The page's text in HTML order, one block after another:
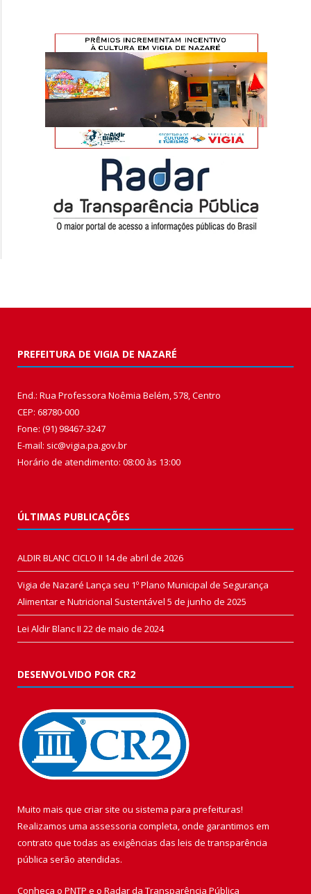
PREFEITURA DE VIGIA DE NAZARÉ
End.: Rua Professora Noêmia Belém, 578, Centro
CEP: 68780-000
Fone: (91) 98467-3247
E-mail: sic@vigia.pa.gov.br
Horário de atendimento: 08:00 às 13:00
ÚLTIMAS PUBLICAÇÕES
ALDIR BLANC CICLO II 14 de abril de 2026
Vigia de Nazaré Lança seu 1º Plano Municipal de Segurança
Alimentar e Nutricional Sustentável 5 de junho de 2025
Lei Aldir Blanc II 22 de maio de 2024
DESENVOLVIDO POR CR2
Muito mais que criar site ou sistema para prefeituras!
Realizamos uma assessoria completa, onde garantimos em
contrato que todas as exigências das leis de transparência
pública serão atendidas.
Conheça o PNTP e o Radar da Transparência Pública